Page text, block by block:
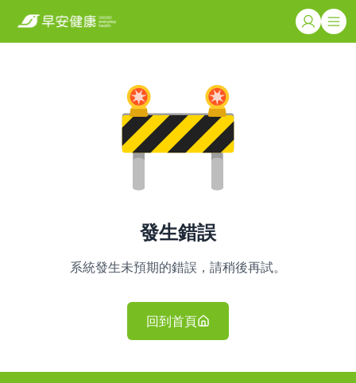
發生錯誤
系統發生未預期的錯誤，請稍後再試。
回到首頁